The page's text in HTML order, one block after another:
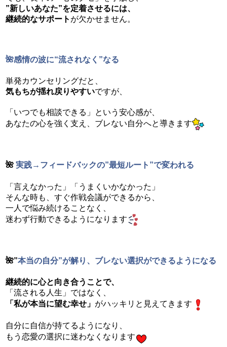
”新しいあなた”を定着させるには、
継続的なサポート が欠かせません。
🌺感情の波に“流されなく”なる
単発カウンセリングだと、
気もちが揺れ戻りやすいですが、
「いつでも相談できる」という安心感が、
あなたの心を強く支え、ブレない自分へと導きます
🌺実践→フィードバックの”最短ルート”で変われる
「言えなかった」「うまくいかなかった」
そんな時も、すぐ作戦会議ができるから、
一人で悩み続けることなく、
迷わず行動できるようになります
🌺”本当の自分”が解り、 ブレない選択ができるようになる
継続的に心と向き合うことで、
「流される人生」ではなく、
「私が本当に望む幸せ」 がハッキリと見えてきます
自分に自信が持てるようになり、
もう恋愛の選択に迷わなくなります